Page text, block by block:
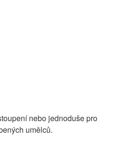
nebo jednoduše pro
umělců.